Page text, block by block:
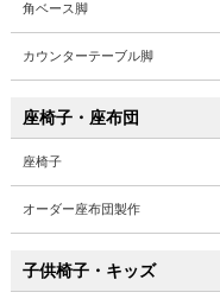
角ベース脚
カウンターテーブル脚
座椅子・座布団
座椅子
オーダー座布団製作
子供椅子・キッズ